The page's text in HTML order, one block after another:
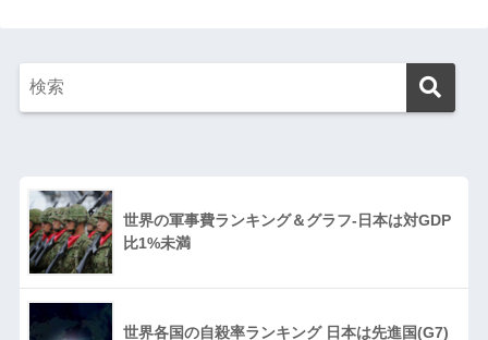
世界の軍事費ランキング＆グラフ-日本は対GDP
比1%未満
世界各国の自殺率ランキング 日本は先進国(G7)